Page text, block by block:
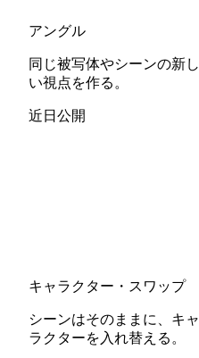
アングル
同じ被写体やシーンの新し
い視点を作る。
近日公開
キャラクター・スワップ
シーンはそのままに、キャ
ラクターを入れ替える。